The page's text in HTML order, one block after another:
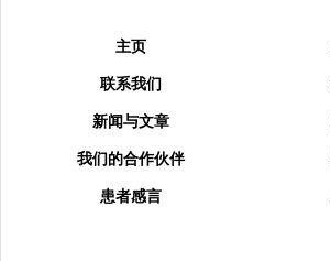
主页
联系我们
新闻与文章
我们的合作伙伴
患者感言